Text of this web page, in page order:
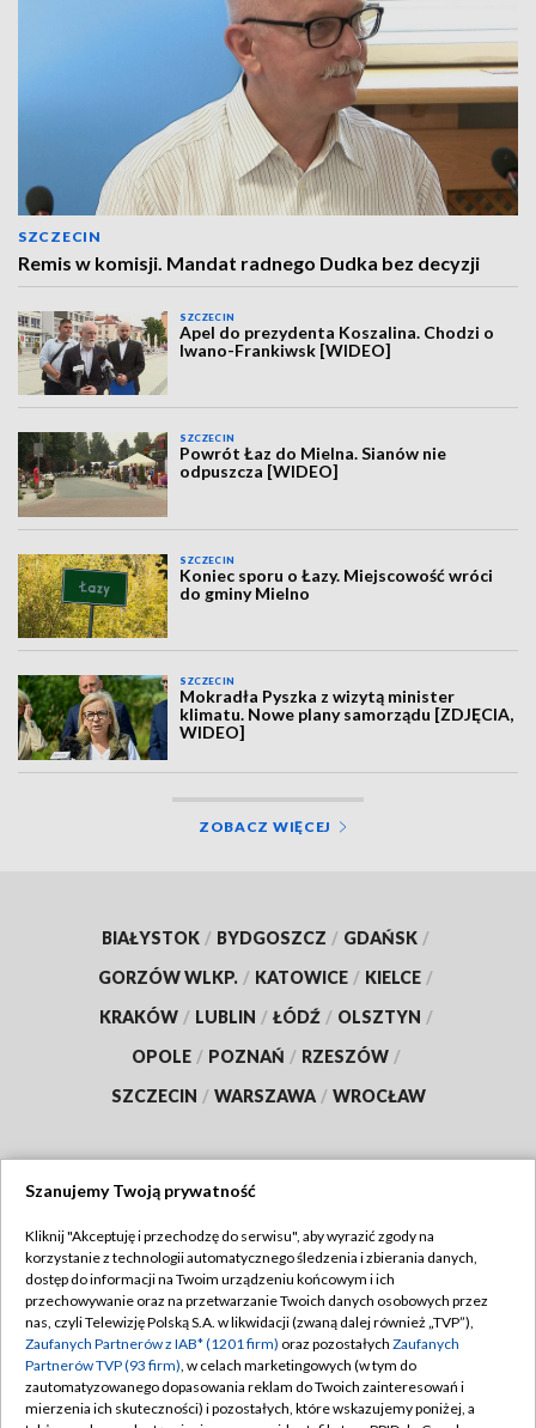
SZCZECIN
Remis w komisji. Mandat radnego Dudka bez decyzji
SZCZECIN
Apel do prezydenta Koszalina. Chodzi o
Iwano-Frankiwsk [WIDEO]
SZCZECIN
Powrót Łaz do Mielna. Sianów nie
odpuszcza [WIDEO]
SZCZECIN
Koniec sporu o Łazy. Miejscowość wróci
do gminy Mielno
SZCZECIN
Mokradła Pyszka z wizytą minister
klimatu. Nowe plany samorządu [ZDJĘCIA,
WIDEO]
ZOBACZ WIĘCEJ
BIAŁYSTOK / BYDGOSZCZ / GDAŃSK /
GORZÓW WLKP. / KATOWICE / KIELCE /
KRAKÓW / LUBLIN / ŁÓDŹ / OLSZTYN /
OPOLE / POZNAŃ / RZESZÓW /
SZCZECIN / WARSZAWA / WROCŁAW
TVP
Abonament TVP
Emisja w TVP
Centrum informacji TVP
Naziemna Telewizja Cyfrowa
Regulamin TVP
Polityka prywatności
Moje zgody
Pomoc
Szanujemy Twoją prywatność
Kliknij "Akceptuję i przechodzę do serwisu", aby wyrazić zgody na
korzystanie z technologii automatycznego śledzenia i zbierania danych,
dostęp do informacji na Twoim urządzeniu końcowym i ich
przechowywanie oraz na przetwarzanie Twoich danych osobowych przez
nas, czyli Telewizję Polską S.A. w likwidacji (zwaną dalej również „TVP”),
Zaufanych Partnerów z IAB* (1201 firm) oraz pozostałych Zaufanych
Partnerów TVP (93 firm), w celach marketingowych (w tym do
zautomatyzowanego dopasowania reklam do Twoich zainteresowań i
mierzenia ich skuteczności) i pozostałych, które wskazujemy poniżej, a